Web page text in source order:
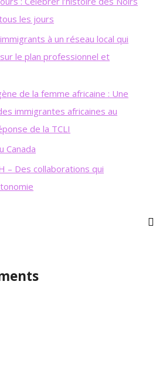
les jours
à un réseau local qui
le plan professionnel et
de la femme africaine : Une
immigrantes africaines au
de la TCLI
Canada
– Des collaborations qui